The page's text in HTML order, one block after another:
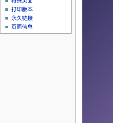
打印版本
永久链接
页面信息